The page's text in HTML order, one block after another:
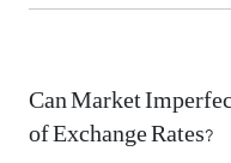
Can Market
of Exchange Rates?